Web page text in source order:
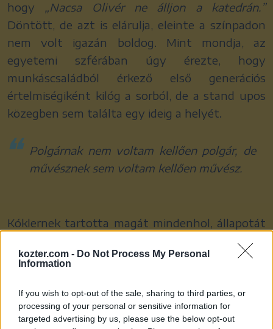
kozter.com - Do Not Process My Personal
Information
If you wish to opt-out of the sale, sharing to third parties, or
processing of your personal or sensitive information for
targeted advertising by us, please use the below opt-out
hogy „Nacsa Olivér ne álljon a katedrán.”
Döntött, de azt is elárulja, eleinte a színpadon
nem volt igazán boldog. Mint mondja, az
egyetemi szférában úgy érezte, hogy
munkáscsaládból érkező első generációs
értelmiségiként kilóg a sorból, de a stand upos
közegben sem találta egy ideig a helyét.
Polgárnak nem voltam kellően polgár, de
művésznek sem voltam kellően művész.
Kóklernek tartotta magát mindenhol, állapotát
Tapasztalatai szerint a munka elején még
mindenki mindent érdekesnek, színesnek lát, de